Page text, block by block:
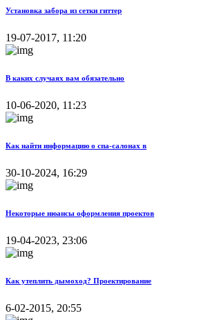
Установка забора из сетки гиттер
19-07-2017, 11:20
В каких случаях вам обязательно
10-06-2020, 11:23
Как найти информацию о спа-салонах в
30-10-2024, 16:29
Некоторые нюансы оформления проектов
19-04-2023, 23:06
Как утеплить дымоход? Проектирование
6-02-2015, 20:55